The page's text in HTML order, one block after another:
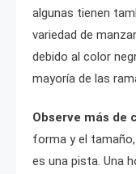
algunas tienen
variedad de
debido al color
mayoría de las
Observe más de
forma y el
es una pista. Una